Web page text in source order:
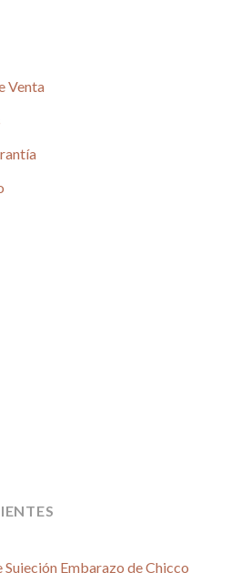
Venta
Sujeción Embarazo de Chicco